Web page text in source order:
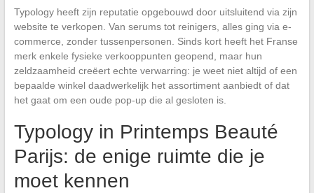
Typology heeft zijn reputatie opgebouwd door uitsluitend via zijn
website te verkopen. Van serums tot reinigers, alles ging via e-
commerce, zonder tussenpersonen. Sinds kort heeft het Franse
merk enkele fysieke verkooppunten geopend, maar hun
zeldzaamheid creëert echte verwarring: je weet niet altijd of een
bepaalde winkel daadwerkelijk het assortiment aanbiedt of dat
het gaat om een oude pop-up die al gesloten is.
Typology in Printemps Beauté
Parijs: de enige ruimte die je
moet kennen